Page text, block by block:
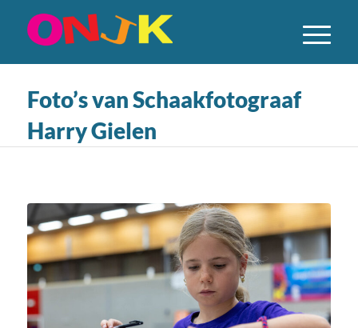
Foto’s van Schaakfotograaf
Harry Gielen